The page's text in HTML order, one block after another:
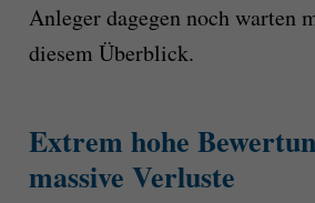
Anleger dagegen noch warten
diesem Überblick.
Extrem hohe
massive Verluste